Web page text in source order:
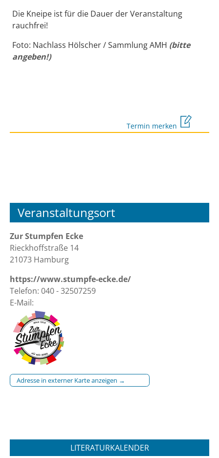
Die Kneipe ist für die Dauer der Veranstaltung
rauchfrei!
Foto: Nachlass Hölscher / Sammlung AMH (bitte
angeben!)
Termin merken
Veranstaltungsort
Zur Stumpfen Ecke
Rieckhoffstraße 14
21073 Hamburg
https://www.stumpfe-ecke.de/
Telefon: 040 - 32507259
E-Mail:
Adresse in externer Karte anzeigen →
LITERATURKALENDER